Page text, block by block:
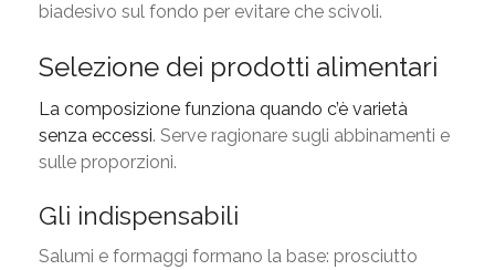
biadesivo sul fondo per evitare che scivoli.
Selezione dei prodotti alimentari
La composizione funziona quando c’è varietà
senza eccessi. Serve ragionare sugli abbinamenti e
sulle proporzioni.
Gli indispensabili
Salumi e formaggi formano la base: prosciutto